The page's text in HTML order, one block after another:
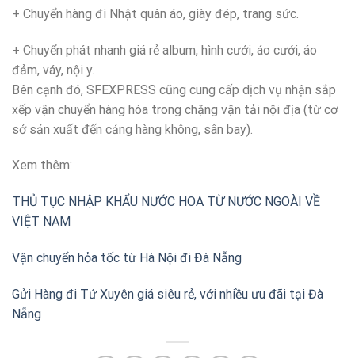
+ Chuyển hàng đi Nhật quân áo, giày đép, trang sức.
+ Chuyển phát nhanh giá rẻ album, hình cưới, áo cưới, áo
đảm, váy, nội y.
Bên cạnh đó, SFEXPRESS cũng cung cấp dịch vụ nhận sắp
xếp vận chuyển hàng hóa trong chặng vận tải nội địa (từ cơ
sở sản xuất đến cảng hàng không, sân bay).
Xem thêm:
THỦ TỤC NHẬP KHẨU NƯỚC HOA TỪ NƯỚC NGOÀI VỀ
VIỆT NAM
Vận chuyển hỏa tốc từ Hà Nội đi Đà Nẵng
Gửi Hàng đi Tứ Xuyên giá siêu rẻ, với nhiều ưu đãi tại Đà
Nẵng